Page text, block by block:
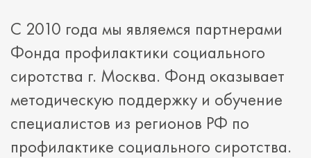
С 2010 года мы являемся партнерами
Фонда профилактики социального
сиротства г. Москва. Фонд оказывает
методическую поддержку и обучение
специалистов из регионов РФ по
профилактике социального сиротства.